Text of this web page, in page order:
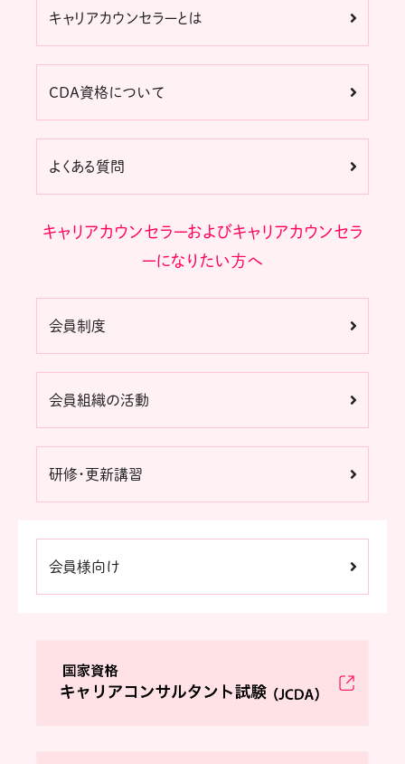
キャリアカウンセラーとは
CDA資格について
よくある質問
キャリアカウンセラーおよびキャリアカウンセラ
ーになりたい方へ
会員制度
会員組織の活動
研修・更新講習
会員様向け